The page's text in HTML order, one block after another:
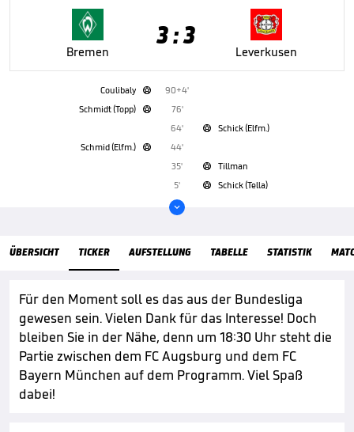
Bremen
3 : 3
Leverkusen
Coulibaly 
90+4'
Schmidt (Topp)

76'
64'

Schick (Elfm.)
Schmid (Elfm.)

44'
35'

Tillman
5'
 Schick (Tella)

ÜBERSICHT TICKER AUFSTELLUNG TABELLE STATISTIK
ÜbersichtTicker
Für den Moment soll es das aus der Bundesliga
gewesen sein. Vielen Dank für das Interesse! Doch
bleiben Sie in der Nähe, denn um 18:30 Uhr steht die
Partie zwischen dem FC Augsburg und dem FC
Bayern München auf dem Programm. Viel Spaß
dabei!